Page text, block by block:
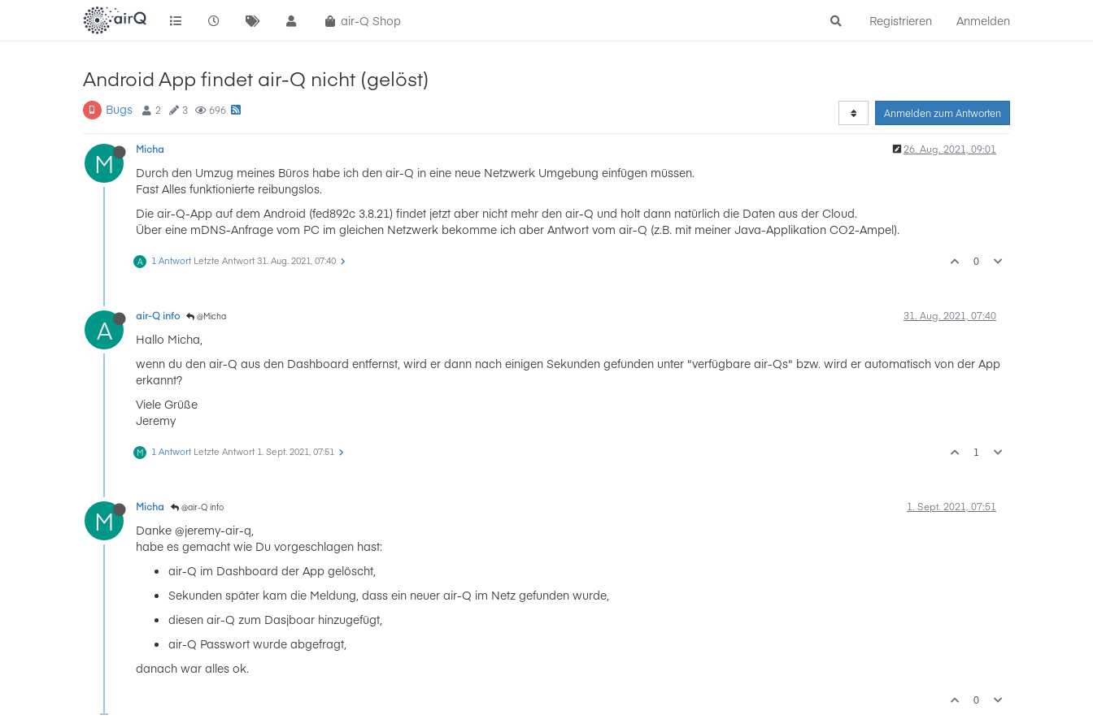
Registrieren Anmelden
air-Q Shop
Android App findet air-Q nicht (gelöst)
Bugs 2 3 696 Anmelden zum Antworten
M Micha 26. Aug. 2021, 09:01
Durch den Umzug meines Büros habe ich den air-Q in eine neue Netzwerk Umgebung einfügen müssen.
Fast Alles funktionierte reibungslos.
Die air-Q-App auf dem Android (fed892c 3.8.21) findet jetzt aber nicht mehr den air-Q und holt dann natürlich die Daten aus der Cloud.
Über eine mDNS-Anfrage vom PC im gleichen Netzwerk bekomme ich aber Antwort vom air-Q (z.B. mit meiner Java-Applikation CO2-Ampel).
A 1 Antwort Letzte Antwort 31. Aug. 2021, 07:40 0
A air-Q info @Micha 31. Aug. 2021, 07:40
Hallo Micha,
wenn du den air-Q aus den Dashboard entfernst, wird er dann nach einigen Sekunden gefunden unter "verfügbare air-Qs" bzw. wird er automatisch von der App
erkannt?
Viele Grüße
Jeremy
M 1 Antwort Letzte Antwort 1. Sept. 2021, 07:51 1
M Micha @air-Q info 1. Sept. 2021, 07:51
Danke @jeremy-air-q,
habe es gemacht wie Du vorgeschlagen hast:
air-Q im Dashboard der App gelöscht,
Sekunden später kam die Meldung, dass ein neuer air-Q im Netz gefunden wurde,
diesen air-Q zum Dasjboar hinzugefügt,
air-Q Passwort wurde abgefragt,
danach war alles ok.
0